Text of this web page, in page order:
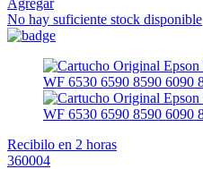
Agregar
No hay suficiente stock disponible
Recibilo en 2 horas
360004